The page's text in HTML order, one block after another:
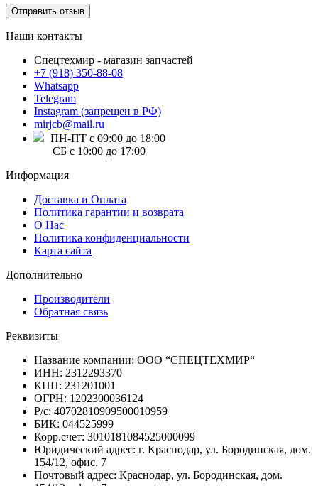
Отправить отзыв
Наши контакты
Спецтехмир - магазин запчастей
+7 (918) 350-88-08
Whatsapp
Telegram
Instagram (запрещен в РФ)
mirjcb@mail.ru
ПН-ПТ с 09:00 до 18:00
СБ с 10:00 до 17:00
Информация
Доставка и Оплата
Политика гарантии и возврата
О Нас
Политика конфиденциальности
Карта сайта
Дополнительно
Производители
Обратная связь
Реквизиты
Название компании: ООО “СПЕЦТЕХМИР“
ИНН: 2312293370
КПП: 231201001
ОГРН: 1202300036124
Р/с: 40702810909500010959
БИК: 044525999
Корр.счет: 3010181084525000099
Юридический адрес: г. Краснодар, ул. Бородинская, дом.
154/12, офис. 7
Почтовый адрес: Краснодар, ул. Бородинская, дом.